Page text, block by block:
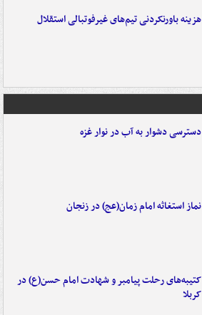
هزینه باورنکردنی تیم‌های غیرفوتبالی استقلال
دسترسی دشوار به آب در نوار غزه
نماز استغاثه امام زمان(عج) در زنجان
کتیبه‌های رحلت پیامبر و شهادت امام حسن(ع) در
کربلا